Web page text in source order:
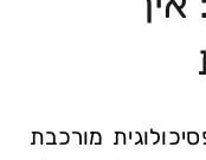
מורכבת